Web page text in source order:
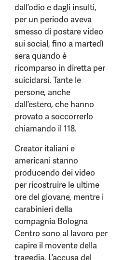
dall’odio e dagli insulti,
per un periodo aveva
smesso di postare video
sui social, fino a martedì
sera quando è
ricomparso in diretta per
suicidarsi. Tante le
persone, anche
dall’estero, che hanno
provato a soccorrerlo
chiamando il 118.
Creator italiani e
americani stanno
producendo dei video
per ricostruire le ultime
ore del giovane, mentre i
carabinieri della
compagnia Bologna
Centro sono al lavoro per
capire il movente della
tragedia. L’accusa del